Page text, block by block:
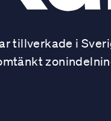
tillverkade i